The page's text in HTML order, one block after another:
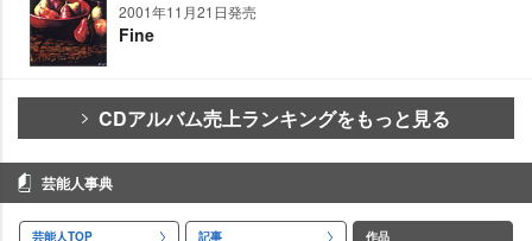
2001年11月21日発売
Fine
CDアルバム売上ランキングをもっと見る
芸能人事典
芸能人TOP 記事 作品